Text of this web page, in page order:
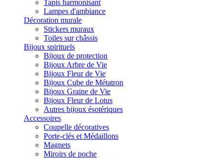
Tapis harmonisant
Lampes d'ambiance
Décoration murale
Stickers muraux
Toiles sur châssis
Bijoux spirituels
Bijoux de protection
Bijoux Arbre de Vie
Bijoux Fleur de Vie
Bijoux Cube de Métatron
Bijoux Graine de Vie
Bijoux Fleur de Lotus
Autres bijoux ésotériques
Accessoires
Coupelle décoratives
Porte-clés et Médaillons
Magnets
Miroirs de poche